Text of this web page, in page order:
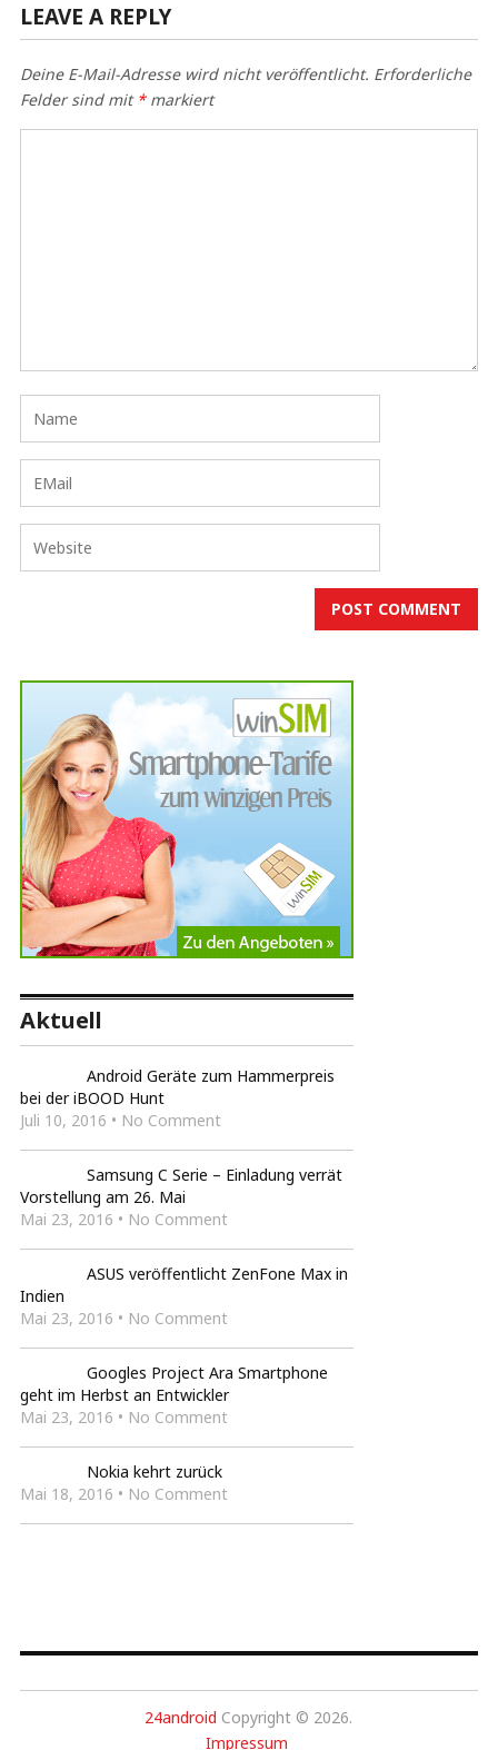
LEAVE A REPLY
Deine E-Mail-Adresse wird nicht veröffentlicht. Erforderliche
Felder sind mit *markiert
Aktuell
Android Geräte zum Hammerpreis
bei der iBOOD Hunt
Juli 10, 2016 • No Comment
Samsung C Serie – Einladung verrät
Vorstellung am 26. Mai
Mai 23, 2016 • No Comment
ASUS veröffentlicht ZenFone Max in
Indien
Mai 23, 2016 • No Comment
Googles Project Ara Smartphone
geht im Herbst an Entwickler
Mai 23, 2016 • No Comment
Nokia kehrt zurück
Mai 18, 2016 • No Comment
24android Copyright © 2026.
Impressum